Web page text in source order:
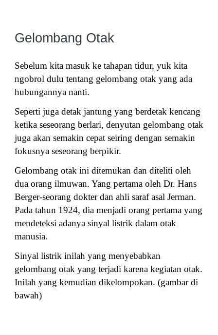
Gelombang Otak
Sebelum kita masuk ke tahapan tidur, yuk kita
ngobrol dulu tentang gelombang otak yang ada
hubungannya nanti.
Seperti juga detak jantung yang berdetak kencang
ketika seseorang berlari, denyutan gelombang otak
juga akan semakin cepat seiring dengan semakin
fokusnya seseorang berpikir.
Gelombang otak ini ditemukan dan diteliti oleh
dua orang ilmuwan. Yang pertama oleh Dr. Hans
Berger-seorang dokter dan ahli saraf asal Jerman.
Pada tahun 1924, dia menjadi orang pertama yang
mendeteksi adanya sinyal listrik dalam otak
manusia.
Sinyal listrik inilah yang menyebabkan
gelombang otak yang terjadi karena kegiatan otak.
Inilah yang kemudian dikelompokan. (gambar di
bawah)